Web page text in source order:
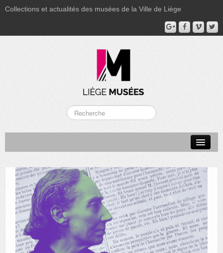
Collections et actualités des musées de la Ville de Liège
MUSÉE GRÉTRY
MUSÉE DU LUMINAIRE
FONDS PATRIMONIAUX
AUTRES LIEUX